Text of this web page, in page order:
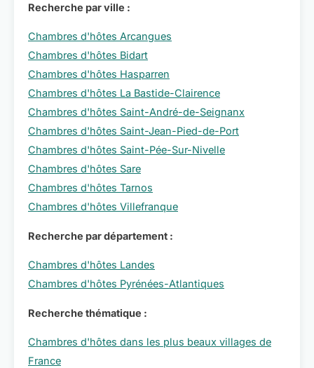
Recherche par ville :
Chambres d'hôtes Arcangues
Chambres d'hôtes Bidart
Chambres d'hôtes Hasparren
Chambres d'hôtes La Bastide-Clairence
Chambres d'hôtes Saint-André-de-Seignanx
Chambres d'hôtes Saint-Jean-Pied-de-Port
Chambres d'hôtes Saint-Pée-Sur-Nivelle
Chambres d'hôtes Sare
Chambres d'hôtes Tarnos
Chambres d'hôtes Villefranque
Recherche par département :
Chambres d'hôtes Landes
Chambres d'hôtes Pyrénées-Atlantiques
Recherche thématique :
Chambres d'hôtes dans les plus beaux villages de
France